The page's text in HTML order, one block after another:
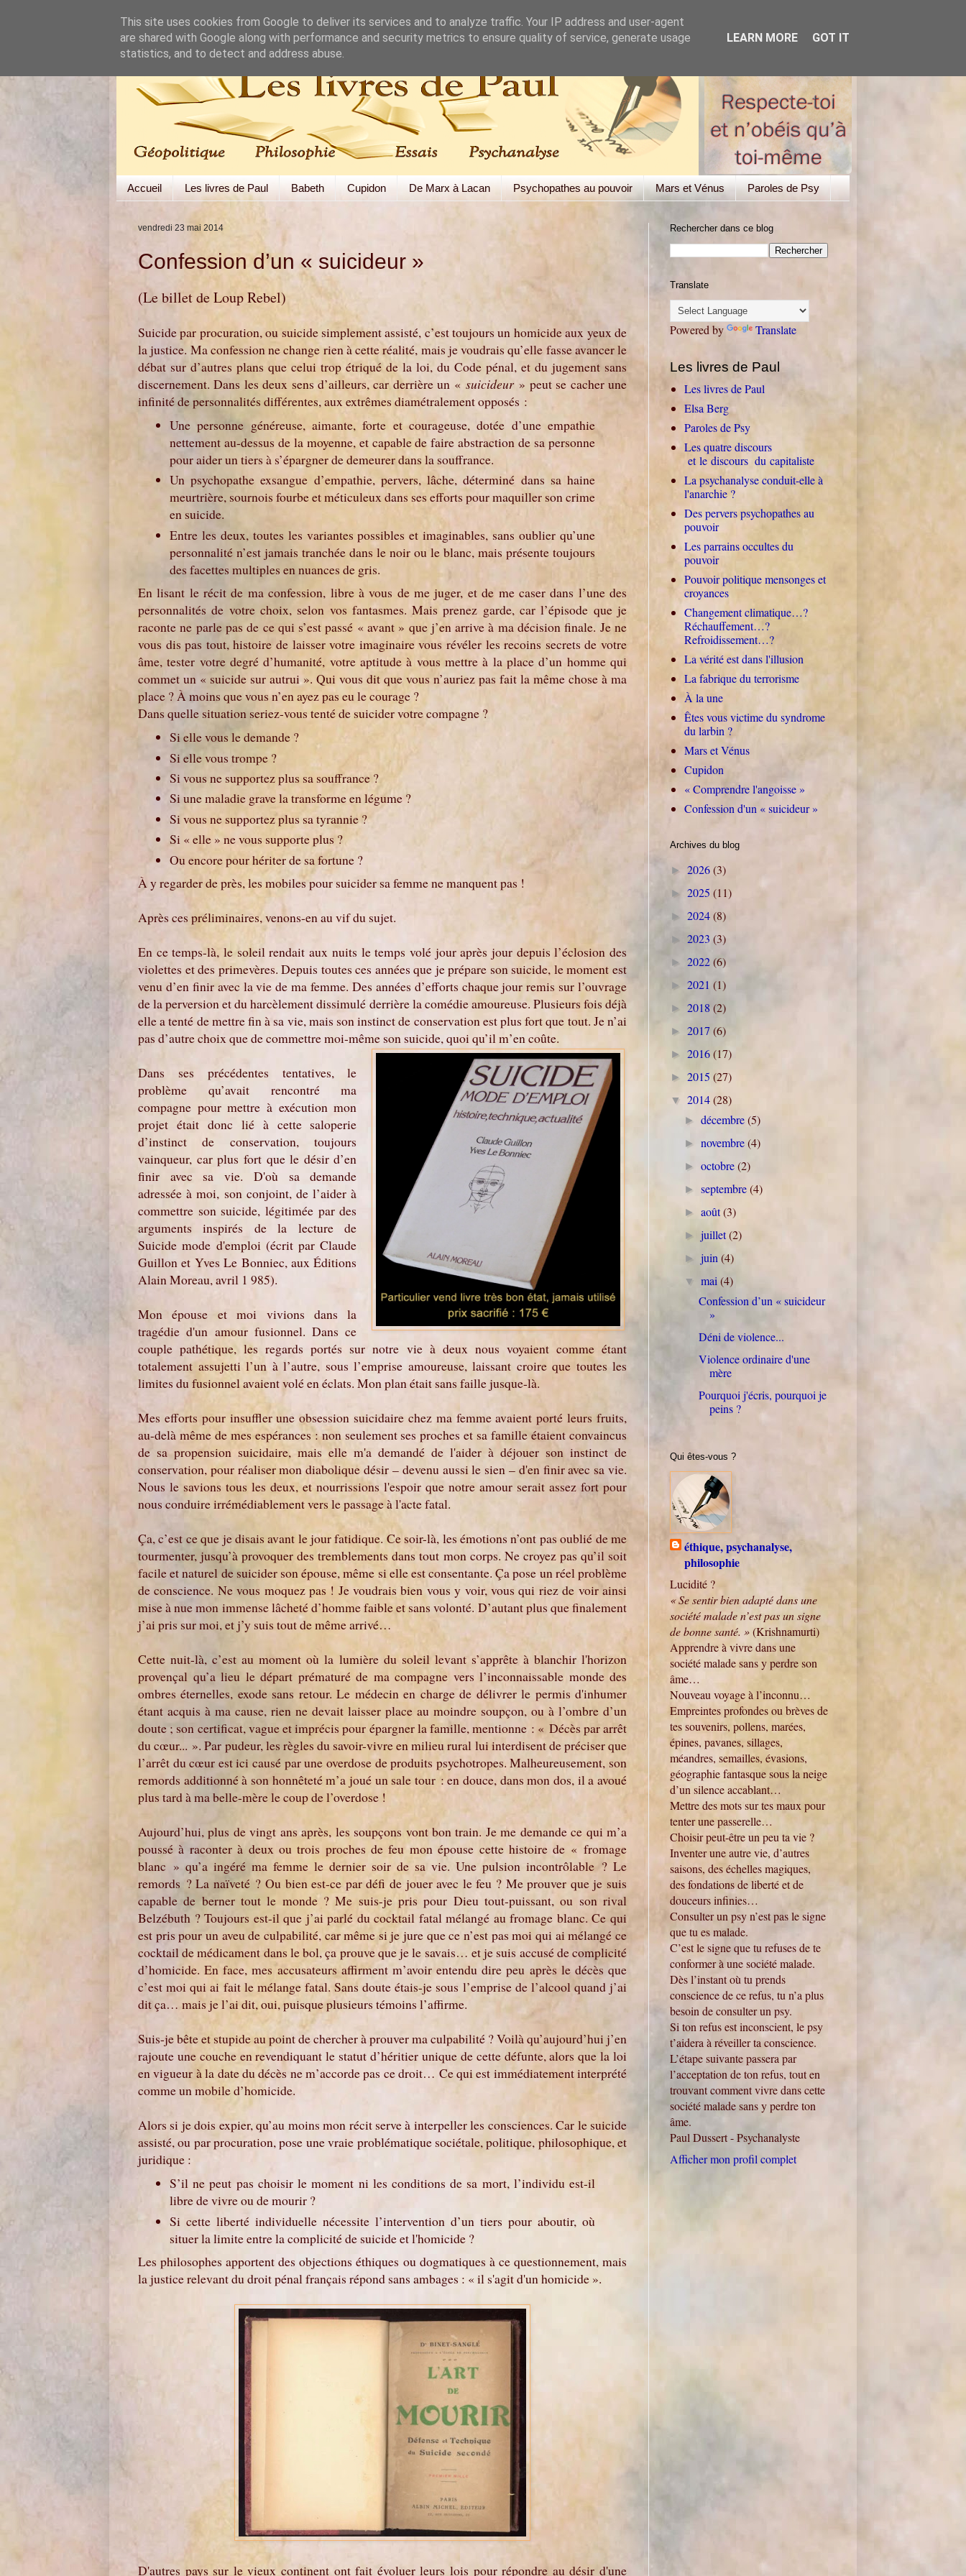
Accueil Les livres de Paul Babeth Cupidon De Marx à Lacan Psychopathes au pouvoir Mars et Vénus Paroles de Psy
vendredi 23 mai 2014
Confession d’un « suicideur »
(Le billet de Loup Rebel)
Suicide par procuration, ou suicide simplement assisté, c’est toujours un homicide aux yeux de
la justice. Ma confession ne change rien à cette réalité, mais je voudrais qu’elle fasse avancer le
débat sur d’autres plans que celui trop étriqué de la loi, du Code pénal, et du jugement sans
discernement. Dans les deux sens d’ailleurs, car derrière un « suici­­deur» peut se cacher une
infinité de personnalités différentes, aux extrêmes diamétra­­lement opposés :
Une personne généreuse, aimante, forte et courageuse, dotée d’une empathie
nettement au-dessus de la moyenne, et capable de faire abstraction de sa personne
pour aider un tiers à s’épargner de demeurer dans la souffrance.
Un psychopathe exsangue d’empathie, pervers, lâche, déterminé dans sa haine
meurtrière, sournois fourbe et méticuleux dans ses efforts pour maquiller son crime
en suicide.
Entre les deux, toutes les variantes possibles et imaginables, sans oublier qu’une
personnalité n’est jamais tranchée dans le noir ou le blanc, mais présente toujours
des facettes multiples en nuances de gris.
En lisant le récit de ma confession, libre à vous de me juger, et de me caser dans l’une des
personnalités de votre choix, selon vos fantasmes. Mais prenez garde, car l’épisode que je
raconte ne parle pas de ce qui s’est passé « avant » que j’en arrive à ma décision finale. Je ne
vous dis pas tout, histoire de laisser votre imaginaire vous révéler les recoins secrets de votre
âme, tester votre degré d’humanité, votre aptitude à vous mettre à la place d’un homme qui
commet un « suicide sur autrui ». Qui vous dit que vous n’auriez pas fait la même chose à ma
place ? À moins que vous n’en ayez pas eu le courage ?
Dans quelle situation seriez-vous tenté de suicider votre compagne ?
Si elle vous le demande ?
Si elle vous trompe ?
Si vous ne supportez plus sa souffrance ?
Si une maladie grave la transforme en légume ?
Si vous ne supportez plus sa tyrannie ?
Si « elle » ne vous supporte plus ?
Ou encore pour hériter de sa fortune ?
À y regarder de près, les mobiles pour suicider sa femme ne manquent pas !
Après ces préliminaires, venons-en au vif du sujet.
En ce temps-là, le soleil rendait aux nuits le temps volé jour après jour depuis l’éclosion des
violettes et des primevères. Depuis toutes ces années que je prépare son suicide, le moment est
venu d’en finir avec la vie de ma femme. Des années d’efforts chaque jour remis sur l’ouvrage
de la perversion et du harcèlement dissimulé derrière la comédie amoureuse. Plusieurs fois déjà
elle a tenté de mettre fin à sa vie, mais son instinct de conservation est plus fort que tout. Je n’ai
pas d’autre choix que de commettre moi-même son suicide, quoi qu’il m’en coûte.
Dans ses précédentes tentatives, le
problème qu’avait rencontré ma
compagne pour mettre à exécution mon
projet était donc lié à cette saloperie
d’instinct de conservation, toujours
vainqueur, car plus fort que le désir d’en
finir avec sa vie. D'où sa demande
adressée à moi, son conjoint, de l’aider à
commettre son suicide, légitimée par des
arguments inspirés de la lecture de
Suicide mode d'emploi (écrit par Claude
Guillon et Yves Le Bonniec, aux Éditions
Alain Moreau, avril 1 985).
Mon épouse et moi vivions dans la
tragédie d'un amour fusionnel. Dans ce
couple pathétique, les regards portés sur notre vie à deux nous voyaient comme étant
totalement assujetti l’un à l’autre, sous l’emprise amoureuse, laissant croire que toutes les
limites du fusionnel avaient volé en éclats. Mon plan était sans faille jusque-là.
Mes efforts pour insuffler une obsession suicidaire chez ma femme avaient porté leurs fruits,
au-delà même de mes espérances : non seulement ses proches et sa famille étaient convaincus
de sa propension suicidaire, mais elle m'a demandé de l'aider à déjouer son instinct de
conservation, pour réaliser mon diabolique désir – devenu aussi le sien – d'en finir avec sa vie.
Nous le savions tous les deux, et nourrissions l'espoir que notre amour serait assez fort pour
nous conduire irrémédiablement vers le passage à l'acte fatal.
Ça, c’est ce que je disais avant le jour fatidique. Ce soir-là, les émotions n’ont pas oublié de me
tourmenter, jusqu’à provoquer des tremblements dans tout mon corps. Ne croyez pas qu’il soit
facile et naturel de suicider son épouse, même si elle est consentante. Ça pose un réel problème
de conscience. Ne vous moquez pas ! Je voudrais bien vous y voir, vous qui riez de voir ainsi
mise à nue mon immense lâcheté d’homme faible et sans volonté. D’autant plus que finalement
j’ai pris sur moi, et j’y suis tout de même arrivé…
Cette nuit-là, c’est au moment où la lumière du soleil levant s’apprête à blanchir l'horizon
provençal qu’a lieu le départ prématuré de ma compagne vers l’inconnaissable monde des
ombres éternelles, exode sans retour. Le médecin en charge de délivrer le permis d'inhumer
étant acquis à ma cause, rien ne devait laisser place au moindre soupçon, ou à l’ombre d’un
doute ; son certificat, vague et imprécis pour épargner la famille, mention­ne : « Décès par arrêt
du cœur... ». Par pudeur, les règles du savoir-vivre en milieu rural lui interdisent de préciser que
l’arrêt du cœur est ici causé par une overdose de produits psychotropes. Malheureusement, son
remords additionné à son honnêteté m’a joué un sale tour : en douce, dans mon dos, il a avoué
plus tard à ma belle-mère le coup de l’overdose !
Aujourd’hui, plus de vingt ans après, les soupçons vont bon train. Je me demande ce qui m’a
poussé à raconter à deux ou trois proches de feu mon épouse cette histoire de « fromage
blanc » qu’a ingéré ma femme le dernier soir de sa vie. Une pulsion incontrô­lable ? Le
remords ? La naïveté ? Ou bien est-ce par défi de jouer avec le feu ? Me prouver que je suis
capable de berner tout le monde ? Me suis-je pris pour Dieu tout-puissant, ou son rival
Belzébuth ? Toujours est-il que j’ai parlé du cocktail fatal mélangé au fromage blanc. Ce qui
est pris pour un aveu de culpabilité, car même si je jure que ce n’est pas moi qui ai mélangé ce
cocktail de médicament dans le bol, ça prouve que je le savais… et je suis accusé de complicité
d’homicide. En face, mes accusateurs affirment m’avoir entendu dire peu après le décès que
c’est moi qui ai fait le mélange fatal. Sans doute étais-je sous l’emprise de l’alcool quand j’ai
dit ça… mais je l’ai dit, oui, puisque plusieurs témoins l’affirme.
Suis-je bête et stupide au point de chercher à prouver ma culpabilité ? Voilà qu’aujourd’hui j’en
rajoute une couche en revendiquant le statut d’héritier unique de cette défunte, alors que la loi
en vigueur à la date du décès ne m’accorde pas ce droit… Ce qui est immédiatement interprété
comme un mobile d’homicide.
Alors si je dois expier, qu’au moins mon récit serve à interpeller les consciences. Car le suicide
assisté, ou par procuration, pose une vraie problématique sociétale, politique, philosophique, et
juridique :
S’il ne peut pas choisir le moment ni les conditions de sa mort, l’individu est-il
libre de vivre ou de mourir ?
Si cette liberté individuelle nécessite l’intervention d’un tiers pour aboutir, où
situer la limite entre la complicité de suicide et l'homicide ?
Les philosophes apportent des objections éthiques ou dogmatiques à ce questionnement, mais
la justice relevant du droit pénal français répond sans ambages : « il s'agit d'un homicide ».
D'autres pays sur le vieux continent ont fait évoluer leurs lois pour répondre au désir d'une
Rechercher dans ce blog
Translate
Powered by Translate
Les livres de Paul
Les livres de Paul
Elsa Berg
Paroles de Psy
Les quatre discours
et le discours du capitaliste
La psychanalyse conduit-elle à
l'anarchie ?
Des pervers psychopathes au
pouvoir
Les parrains occultes du
pouvoir
Pouvoir politique mensonges et
croyances
Changement climatique…?
Réchauffement…?
Refroidissement…?
La vérité est dans l'illusion
La fabrique du terrorisme
À la une
Êtes vous victime du syndrome
du larbin ?
Mars et Vénus
Cupidon
« Comprendre l'angoisse »
Confession d'un « suicideur »
Archives du blog
► 2026(3)
► 2025 (11)
► 2024(8)
► 2023 (3)
► 2022(6)
► 2021 (1)
► 2018 (2)
► 2017(6)
► 2016(17)
► 2015 (27)
▼ 2014(28)
►décembre(5)
►novembre(4)
►octobre(2)
►septembre(4)
►août(3)
►juillet(2)
►juin(4)
▼mai(4)
Confession d’un « suicideur
»
Déni de violence...
Violence ordinaire d'une
mère
Pourquoi j'écris, pourquoi je
peins ?
Qui êtes-vous ?
éthique, psychanalyse,
philosophie
Lucidité ?
« Se sentir bien adapté dans une
société malade n’est pas un signe
de bonne santé. »(Krishnamurti)
Apprendre à vivre dans une
société malade sans y perdre son
âme…
Nouveau voyage à l’inconnu…
Empreintes profondes ou brèves de
tes souvenirs, pollens, marées,
épines, pavanes, sillages,
méandres, semailles, évasions,
géographie fantasque sous la neige
d’un silence accablant…
Mettre des mots sur tes maux pour
tenter une passerelle…
Choisir peut-être un peu ta vie ?
Inventer une autre vie, d’autres
saisons, des échelles magiques,
des fondations de liberté et de
douceurs infinies…
Consulter un psy n’est pas le signe
que tu es malade.
C’est le signe que tu refuses de te
conformer à une société malade.
Dès l’instant où tu prends
conscience de ce refus, tu n’a plus
besoin de consulter un psy.
Si ton refus est inconscient, le psy
t’aidera à réveiller ta conscience.
L’étape suivante passera par
l’acceptation de ton refus, tout en
trouvant comment vivre dans cette
société malade sans y perdre ton
âme.
Paul Dussert - Psychanalyste
Afficher mon profil complet
This site uses cookies from Google to deliver its services and to analyze traffic. Your IP address and user-agent
are shared with Google along with performance and security metrics to ensure quality of service, generate usage
statistics, and to detect and address abuse.
LEARN MORE GOT IT